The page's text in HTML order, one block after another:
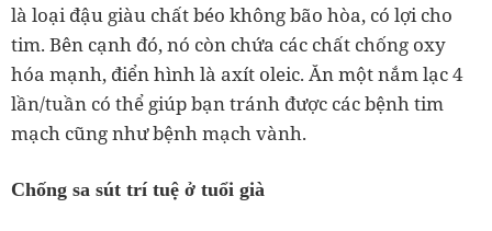
là loại đậu giàu chất béo không bão hòa, có lợi cho
tim. Bên cạnh đó, nó còn chứa các chất chống oxy
hóa mạnh, điển hình là axít oleic. Ăn một nắm lạc 4
lần/tuần có thể giúp bạn tránh được các bệnh tim
mạch cũng như bệnh mạch vành.
Chống sa sút trí tuệ ở tuổi già